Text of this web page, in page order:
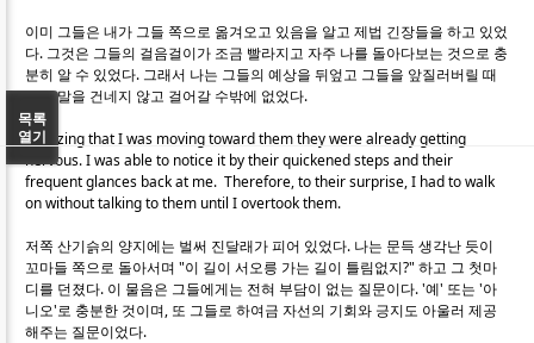
이미 그들은 내가 그들 쪽으로 옮겨오고 있음을 알고 제법 긴장들을 하고 있었
다. 그것은 그들의 걸음걸이가 조금 빨라지고 자주 나를 돌아다보는 것으로 충
분히 알 수 있었다. 그래서 나는 그들의 예상을 뒤엎고 그들을 앞질러버릴 때
까지 말을 건네지 않고 걸어갈 수밖에 없었다.
Realizing that I was moving toward them they were already getting
nervous. I was able to notice it by their quickened steps and their
frequent glances back at me. Therefore, to their surprise, I had to walk
on without talking to them until I overtook them.
저쪽 산기슭의 양지에는 벌써 진달래가 피어 있었다. 나는 문득 생각난 듯이
꼬마들 쪽으로 돌아서며 "이 길이 서오릉 가는 길이 틀림없지?" 하고 그 첫마
디를 던졌다. 이 물음은 그들에게는 전혀 부담이 없는 질문이다. '예' 또는 '아
니오'로 충분한 것이며, 또 그들로 하여금 자선의 기회와 긍지도 아울러 제공
해주는 질문이었다.
목록
열기